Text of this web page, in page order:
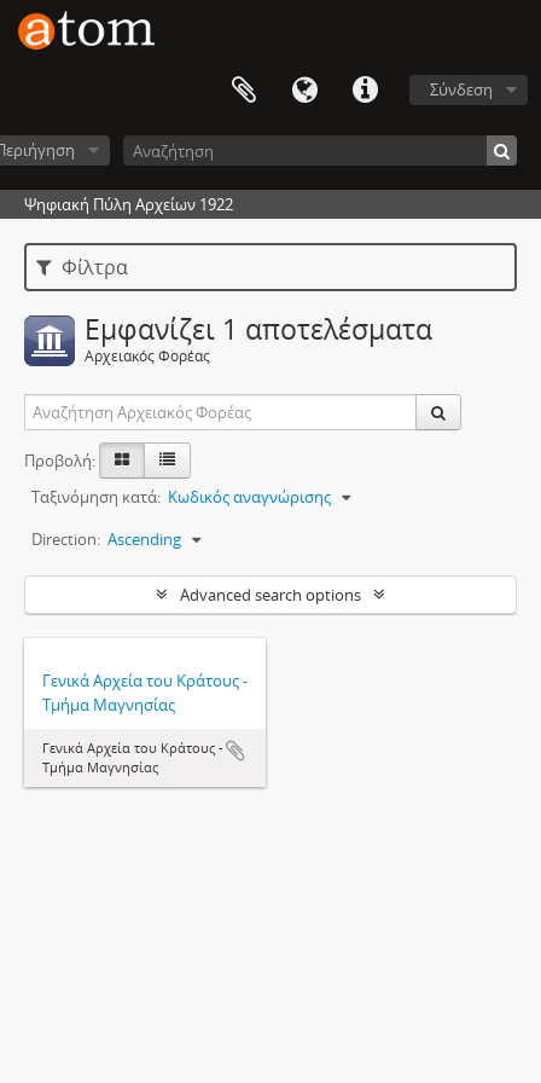
Σύνδεση
Ψηφιακή Πύλη Αρχείων 1922
Φίλτρα
Εμφανίζει 1 αποτελέσματα
Αρχειακός Φορέας
Προβολή:
Ταξινόμηση κατά: Κωδικός αναγνώρισης
Direction: Ascending
Advanced search options
Γενικά Αρχεία του Κράτους -
Τμήμα Μαγνησίας
Γενικά Αρχεία του Κράτους -
Τμήμα Μαγνησίας